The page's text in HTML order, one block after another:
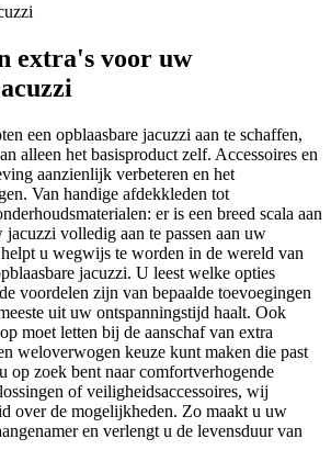
extra's voor uw
een opblaasbare jacuzzi aan te schaffen,
alleen het basisproduct zelf. Accessoires en
aanzienlijk verbeteren en het
Van handige afdekkleden tot
er is een breed scala aan
volledig aan te passen aan uw
u wegwijs te worden in de wereld van
jacuzzi. U leest welke opties
voordelen zijn van bepaalde toevoegingen
uit uw ontspanningstijd haalt. Ook
moet letten bij de aanschaf van extra
weloverwogen keuze kunt maken die past
op zoek bent naar comfortverhogende
of veiligheidsaccessoires, wij
over de mogelijkheden. Zo maakt u uw
en verlengt u de levensduur van